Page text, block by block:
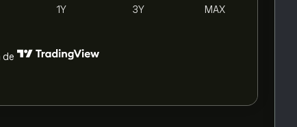
1Y 3Y MAX
de